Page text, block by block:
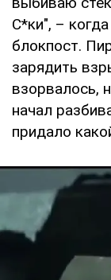
С*ки", –
блокпост.
зарядить
взорвалось,
начал
придало